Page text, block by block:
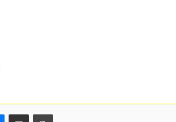
en la seguretat de les platges